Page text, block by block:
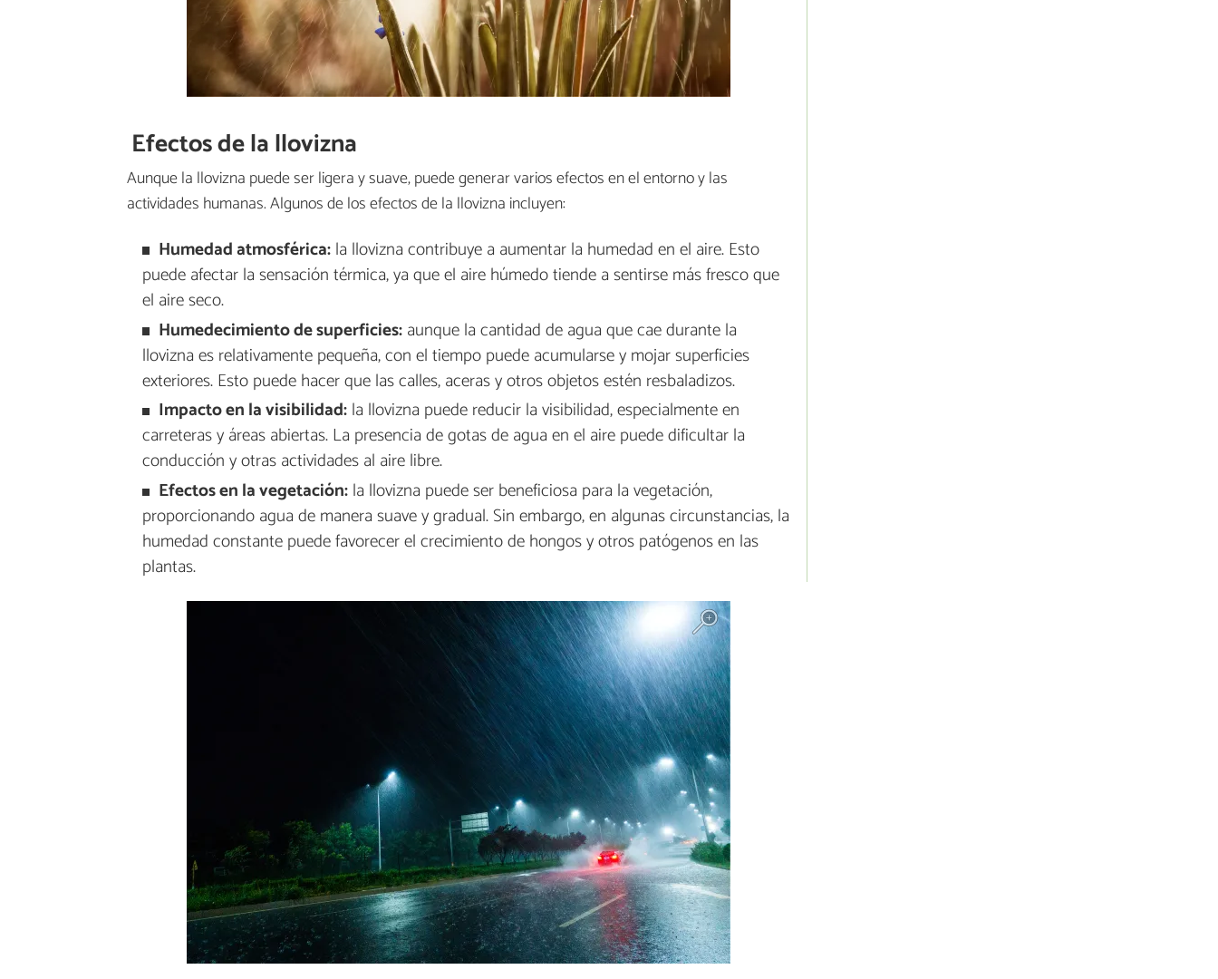
Efectos de la llovizna
Aunque la llovizna puede ser ligera y suave, puede generar varios efectos en el entorno y las
actividades humanas. Algunos de los efectos de la llovizna incluyen:
Humedad atmosférica:la llovizna contribuye a aumentar la humedad en el aire. Esto
puede afectar la sensación térmica, ya que el aire húmedo tiende a sentirse más fresco que
el aire seco.
Humedecimiento de superficies:aunque la cantidad de agua que cae durante la
llovizna es relativamente pequeña, con el tiempo puede acumularse y mojar superficies
exteriores. Esto puede hacer que las calles, aceras y otros objetos estén resbaladizos.
Impacto en la visibilidad:la llovizna puede reducir la visibilidad, especialmente en
carreteras y áreas abiertas. La presencia de gotas de agua en el aire puede dificultar la
conducción y otras actividades al aire libre.
Efectos en la vegetación:la llovizna puede ser beneficiosa para la vegetación,
proporcionando agua de manera suave y gradual. Sin embargo, en algunas circunstancias, la
humedad constante puede favorecer el crecimiento de hongos y otros patógenos en las
plantas.